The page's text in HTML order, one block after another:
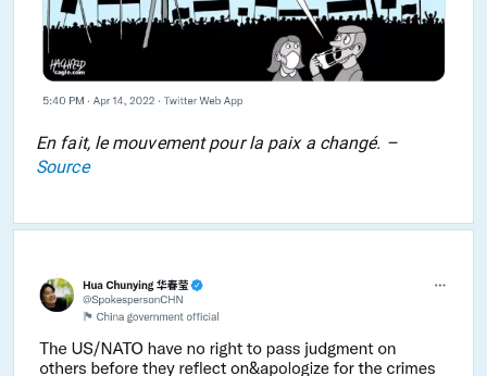
En fait, le mouvement pour la paix a changé. –
Source